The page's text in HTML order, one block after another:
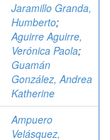
Jaramillo Granda,
Humberto;
Aguirre Aguirre,
Verónica Paola;
Guamán
González, Andrea
Katherine
Ampuero
Velásquez,